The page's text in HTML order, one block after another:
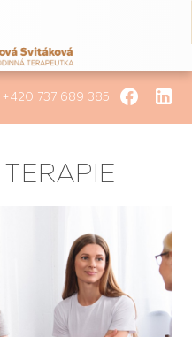
+420 737 689 385